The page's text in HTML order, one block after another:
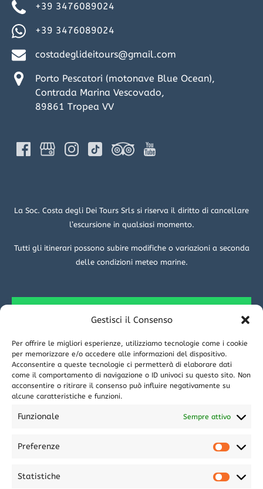
Gestisci il Consenso
Per offrire le migliori esperienze, utilizziamo tecnologie come i cookie
per memorizzare e/o accedere alle informazioni del dispositivo.
Acconsentire a queste tecnologie ci permetterà di elaborare dati
come il comportamento di navigazione o ID univoci su questo sito. Non
acconsentire o ritirare il consenso può influire negativamente su
alcune caratteristiche e funzioni.
Funzionale Sempre attivo
Preferenze
Statistiche
+39 3476089024
+39 3476089024
costadeglideitours@gmail.com
Porto Pescatori (motonave Blue Ocean),
Contrada Marina Vescovado,
89861 Tropea VV
La Soc. Costa degli Dei Tours Srls si riserva il diritto di cancellare
l’escursione in qualsiasi momento.
Tutti gli itinerari possono subire modifiche o variazioni a seconda
delle condizioni meteo marine.
Quick links
Home
Chi siamo
Tropea Crociere e tour in barca il MEGLIO del 2026